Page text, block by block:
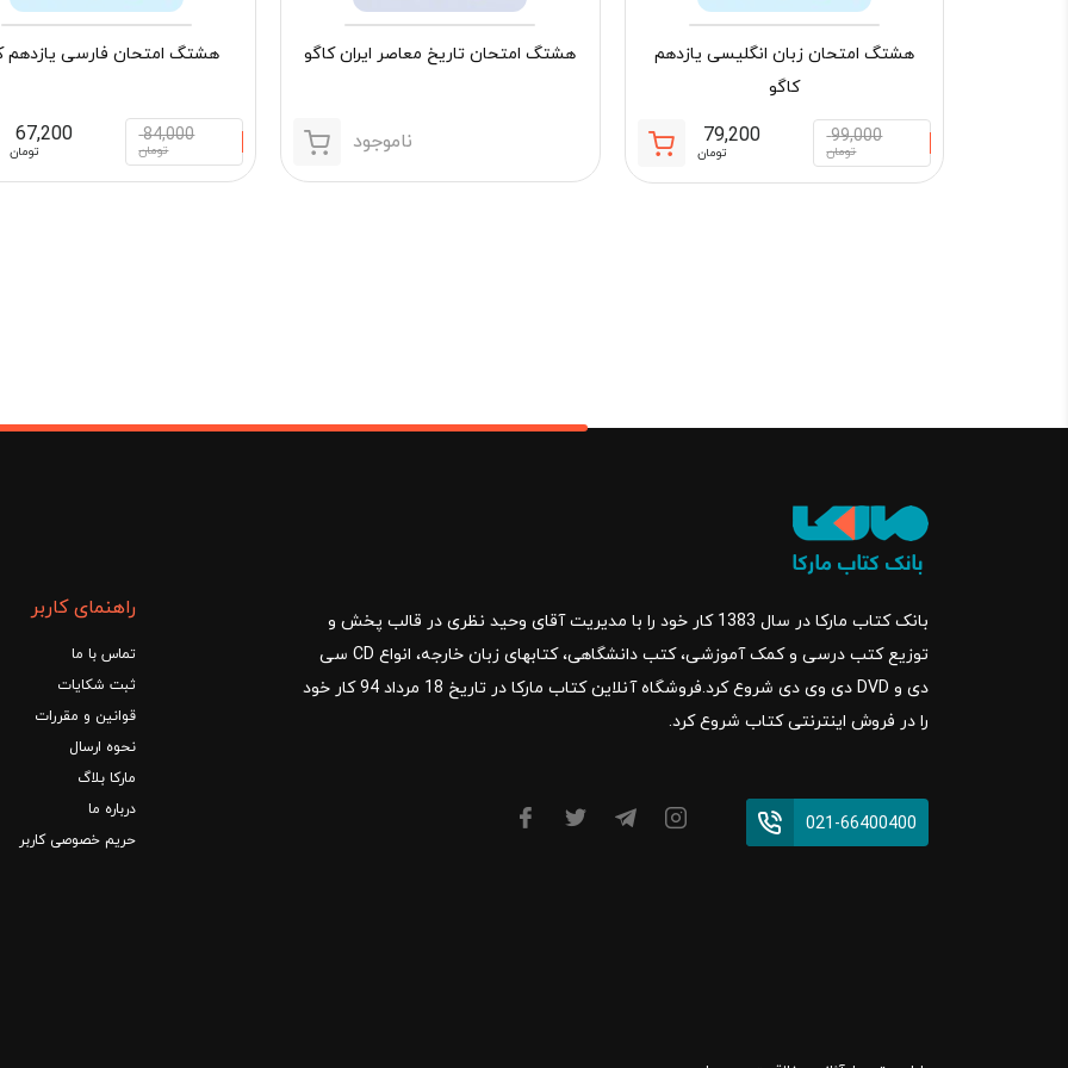
هشتگ امتحان زبان انگلیسی یازدهم
کاگو
99,000
تومان
قیمت
اصلی:
79,200
تومان
قیمت
فعلی:
هشتگ امتحان تاریخ معاصر ایران کاگو
ناموجود
هشتگ امتحان فارسی یازدهم
84,000
تومان
67,200
تومان
بانک کتاب مارکا در سال 1383 کار خود را با مدیریت آقای وحید نظری در قالب پخش و
توزیع کتب درسی و کمک آموزشی، کتب دانشگاهی، کتابهای زبان خارجه، انواع CD سی
دی و DVD دی وی دی شروع کرد.فروشگاه آنلاین کتاب مارکا در تاریخ 18 مرداد 94 کار خود
را در فروش اینترنتی کتاب شروع کرد.
021-66400400
راهنمای کاربر
تماس با ما
ثبت شکایات
قوانین و مقررات
نحوه ارسال
مارکا بلاگ
درباره ما
حریم خصوصی کاربر